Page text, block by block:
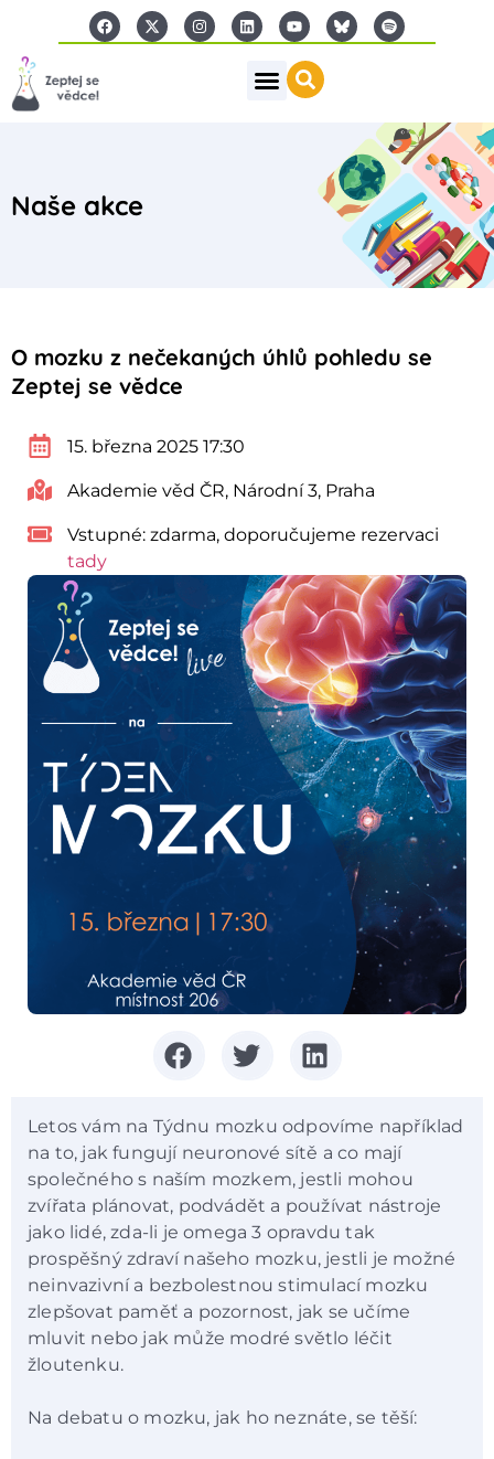
Naše akce
O mozku z nečekaných úhlů pohledu se
Zeptej se vědce
15. března 2025 17:30
Akademie věd ČR, Národní 3, Praha
Vstupné: zdarma, doporučujeme rezervaci
tady
Letos vám na Týdnu mozku odpovíme například
na to, jak fungují neuronové sítě a co mají
společného s naším mozkem, jestli mohou
zvířata plánovat, podvádět a používat nástroje
jako lidé, zda-li je omega 3 opravdu tak
prospěšný zdraví našeho mozku, jestli je možné
neinvazivní a bezbolestnou stimulací mozku
zlepšovat paměť a pozornost, jak se učíme
mluvit nebo jak může modré světlo léčit
žloutenku.
Na debatu o mozku, jak ho neznáte, se těší: